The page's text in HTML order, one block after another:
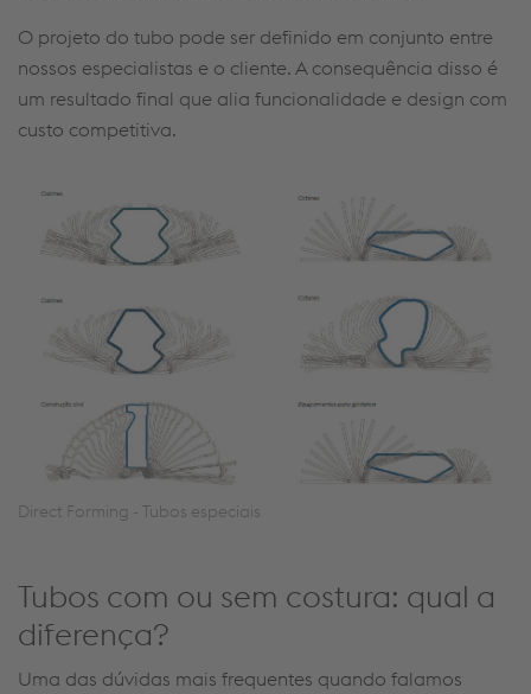
O projeto do tubo pode ser definido em conjunto entre
nossos especialistas e o cliente. A consequência disso é
um resultado final que alia funcionalidade e design com
custo competitiva.
Direct Forming - Tubos especiais
Tubos com ou sem costura: qual a
diferença?
Uma das dúvidas mais frequentes quando falamos